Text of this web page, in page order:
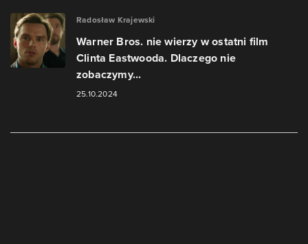
Radosław Krajewski
Warner Bros. nie wierzy w ostatni film
Clinta Eastwooda. Dlaczego nie
zobaczymy...
25.10.2024